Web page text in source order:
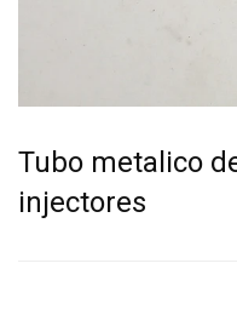
Tubo metalico
injectores